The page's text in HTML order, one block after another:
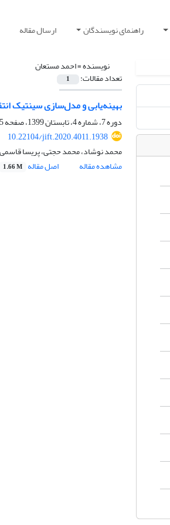
راهنمای نویسندگان ارسال مقاله
نویسنده =احمد مستعان
تعداد مقالات: 1
بهینه‌‌یابی و مدل‌سازی سینتیک
دوره 7، شماره 4، تابستان 1399، صفحه
10.22104/jift.2020.4011.1938
محمد نوشاد، محمد حجتی، پریسا
مشاهده مقاله
اصل مقاله 1.66 M